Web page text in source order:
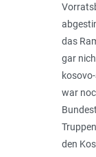
das
gar
war
den